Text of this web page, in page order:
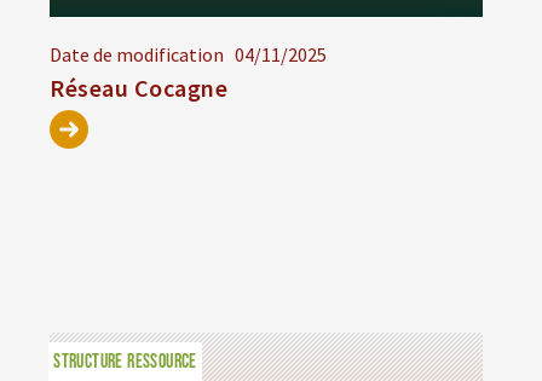
Date de modification 04/11/2025
Réseau Cocagne
STRUCTURE RESSOURCE